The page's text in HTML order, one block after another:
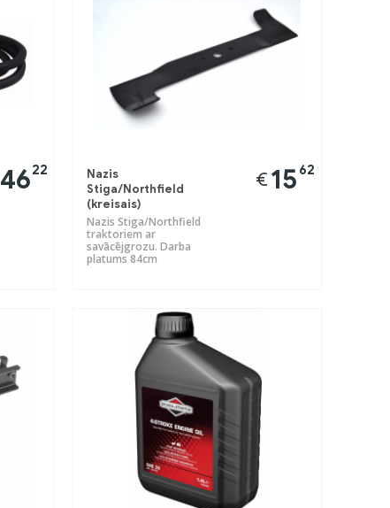
4622
Nazis
Stiga/Northfield
(kreisais)
Nazis Stiga/Northfield
traktoriem ar
savācējgrozu. Darba
platums 84cm
€15 62